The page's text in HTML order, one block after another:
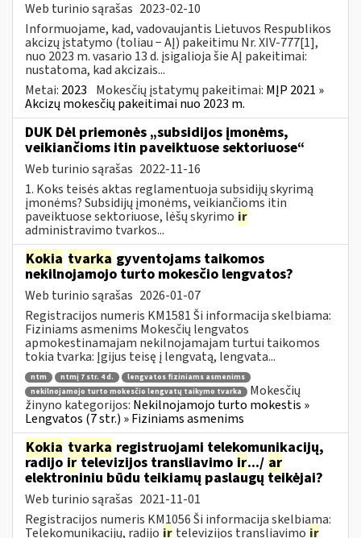
Web turinio sąrašas 2023-02-10
Informuojame, kad, vadovaujantis Lietuvos Respublikos
akcizų įstatymo (toliau − AĮ) pakeitimu Nr. XIV-777[1],
nuo 2023 m. vasario 13 d. įsigalioja šie AĮ pakeitimai:
nustatoma, kad akcizais...
Metai: 2023 Mokesčių įstatymų pakeitimai: MĮP 2021 »
Akcizų mokesčių pakeitimai nuo 2023 m.
DUK Dėl priemonės „subsidijos įmonėms,
veikiančioms itin paveiktuose sektoriuose“
Web turinio sąrašas 2022-11-16
1. Koks teisės aktas reglamentuoja subsidijų skyrimą
įmonėms? Subsidijų įmonėms, veikiančioms itin
paveiktuose sektoriuose, lėšų skyrimo ir
administravimo tvarkos...
Kokia tvarka gyventojams taikomos
nekilnojamojo turto mokesčio lengvatos?
Web turinio sąrašas 2026-01-07
Registracijos numeris KM1581 Ši informacija skelbiama:
Fiziniams asmenims Mokesčių lengvatos
apmokestinamajam nekilnojamajam turtui taikomos
tokia tvarka: Įgijus teisę į lengvatą, lengvata...
ntm ntmį 7 str. 4 d.
lengvatos fiziniams asmenims
nekilnojamojo turto mokesčio lengvatų taikymo tvarka
Mokesčių
žinyno kategorijos: Nekilnojamojo turto mokestis »
Lengvatos (7 str.) » Fiziniams asmenims
Kokia tvarka registruojami telekomunikacijų,
radijo irtelevizijos transliavimo ir.../ ar
elektroniniu būdu teikiamų paslaugų teikėjai?
Web turinio sąrašas 2021-11-01
Registracijos numeris KM1056 Ši informacija skelbiama:
Telekomunikacijų, radijo ir televizijos transliavimo ir